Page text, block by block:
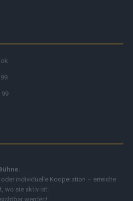
99
individuelle Kooperation – erreiche
wo sie aktiv ist.
werden!